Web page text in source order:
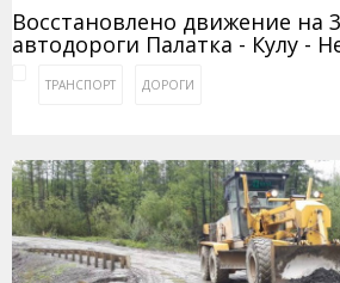
Восстановлено движение на
автодороги Палатка - Кулу -
ТРАНСПОРТ ДОРОГИ